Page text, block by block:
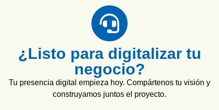
¿Listo para digitalizar tu
negocio?
Tu presencia digital empieza hoy. Compártenos tu visión y
construyamos juntos el proyecto.